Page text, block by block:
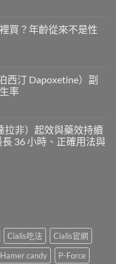
買？年齡從來不是性
西汀 Dapoxetine）副
率
拉非）起效與藥效持續
36 小時、正確用法與
Cialis吃法
Cialis官網
Hamer candy
P-Force